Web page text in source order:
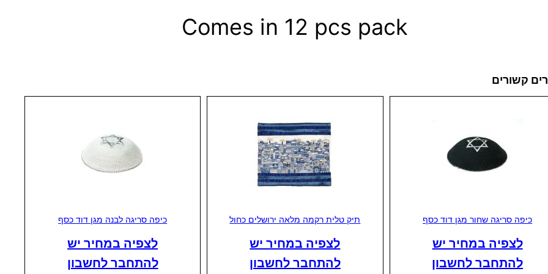
Comes in 12 pcs pack
קשורים
כיפה סריגה שחור מגן דוד כסף
לצפיה במחיר יש
להתחבר לחשבון
תיק טלית רקמה מלאה ירושלים כחול
לצפיה במחיר יש
להתחבר לחשבון
כיפה סריגה לבנה מגן דוד כסף
לצפיה במחיר יש
להתחבר לחשבון